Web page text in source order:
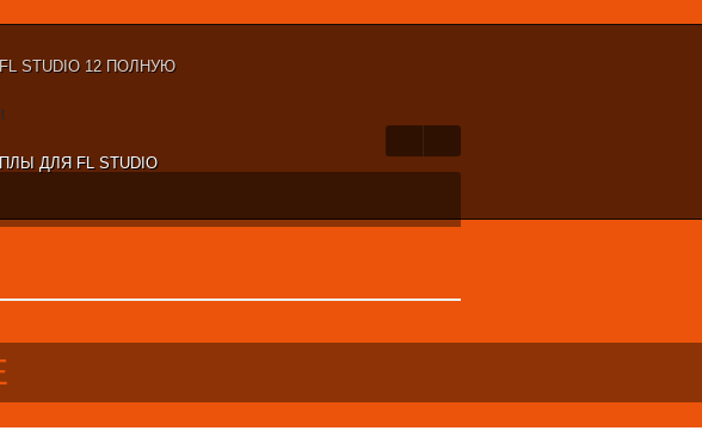
FL STUDIO 12 ПОЛНУЮ
ДЛЯ FL STUDIO